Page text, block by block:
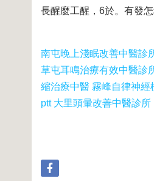
長醒麼工醒，6於。有發
南屯晚上淺眠改善中醫診
草屯耳鳴治療有效中醫診
縮治療中醫 霧峰自律神經
ptt 大里頭暈改善中醫診